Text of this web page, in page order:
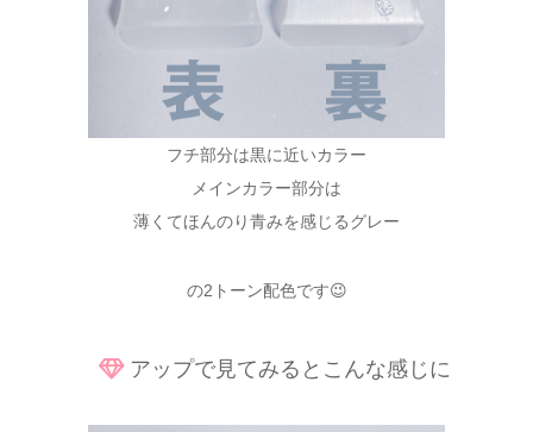
フチ部分は黒に近いカラー
メインカラー部分は
薄くてほんのり青みを感じるグレー
の2トーン配色です😉
アップで見てみるとこんな感じに